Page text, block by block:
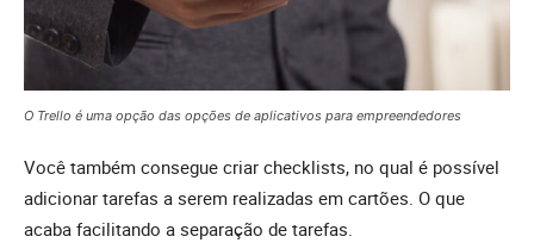
O Trello é uma opção das opções de aplicativos para empreendedores
Você também consegue criar checklists, no qual é possível
adicionar tarefas a serem realizadas em cartões. O que
acaba facilitando a separação de tarefas.